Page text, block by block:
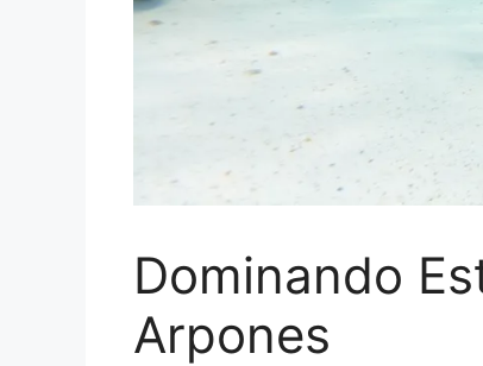
Dominando
Arpones